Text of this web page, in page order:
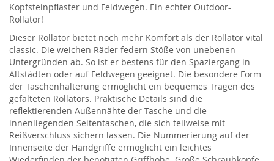
Kopfsteinpflaster und Feldwegen. Ein echter Outdoor-
Rollator!
Dieser Rollator bietet noch mehr Komfort als der Rollator vital
classic. Die weichen Räder federn Stöße von unebenen
Untergründen ab. So ist er bestens für den Spaziergang in
Altstädten oder auf Feldwegen geeignet. Die besondere Form
der Taschenhalterung ermöglicht ein bequemes Tragen des
gefalteten Rollators. Praktische Details sind die
reflektierenden Außennähte der Tasche und die
innenliegenden Seitentaschen, die sich teilweise mit
Reißverschluss sichern lassen. Die Nummerierung auf der
Innenseite der Handgriffe ermöglicht ein leichtes